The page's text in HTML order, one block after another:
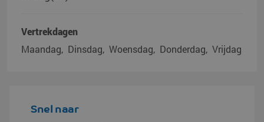
Vertrekdagen
Maandag
Dinsdag Woensdag Donderdag Vrijdag
Snel naar